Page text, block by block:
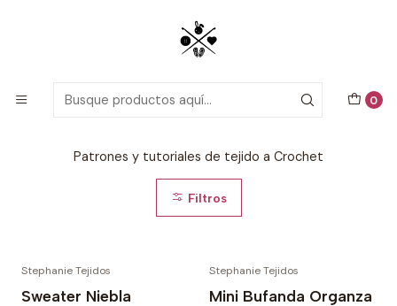
0
Patrones detallados en PDF con tutoriales en video, todo lo que
necesitas para comenzar tu próximo proyecto de crochet!
Patrones de Crochet
Patrones y tutoriales de tejido a Crochet
Filtros
Stephanie Tejidos
Sweater Niebla
Stephanie Tejidos
Mini Bufanda Organza